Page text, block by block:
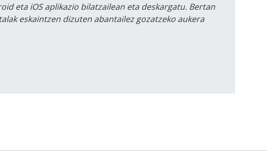
eta iOS aplikazio bilatzailean eta deskargatu. Bertan
eskaintzen dizuten abantailez gozatzeko aukera